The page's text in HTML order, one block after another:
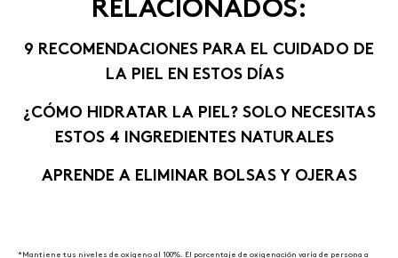
RELACIONADOS:
9 RECOMENDACIONES PARA EL CUIDADO DE
LA PIEL EN ESTOS DÍAS
¿CÓMO HIDRATAR LA PIEL? SOLO NECESITAS
ESTOS 4 INGREDIENTES NATURALES
APRENDE A ELIMINAR BOLSAS Y OJERAS
*Mantiene tus niveles de oxígeno al 100%. El porcentaje de oxigenación varía de persona a